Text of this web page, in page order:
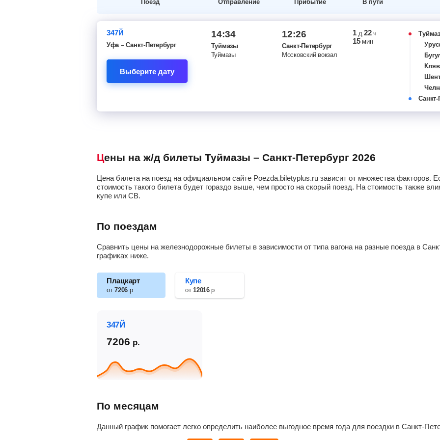
Поезд Отправление Прибытие В пути
347Й
Уфа – Санкт-Петербург
Выберите дату
14:34
Туймазы
Туймазы
12:26
Санкт-Петербург
Московский вокзал
1 д 22ч
15 мин
Санкт-
Цены на ж/д билеты Туймазы – Санкт-Петербург 2026
Цена билета на поезд на официальном сайте Poezda.biletyplus.ru зависит от множества
стоимость такого билета будет гораздо выше, чем просто на скорый поезд. На стоимость также
купе или СВ.
По поездам
Сравнить цены на железнодорожные билеты в зависимости от типа вагона на разные поезда в
графиках ниже.
Плацкарт
от7206р
Купе
от12016р
347Й
7206 р.
По месяцам
Данный график помогает легко определить наиболее выгодное время года для поездки в Санкт-